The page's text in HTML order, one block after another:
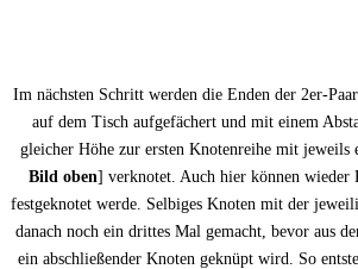
Im nächsten Schritt werden die Enden der 2er-
auf dem Tisch aufgefächert und mit einem
gleicher Höhe zur ersten Knotenreihe mit jeweils
Bild oben] verknotet. Auch hier können wieder
festgeknotet werde. Selbiges Knoten mit der
danach noch ein drittes Mal gemacht, bevor aus
ein abschließender Knoten geknüpt wird. So